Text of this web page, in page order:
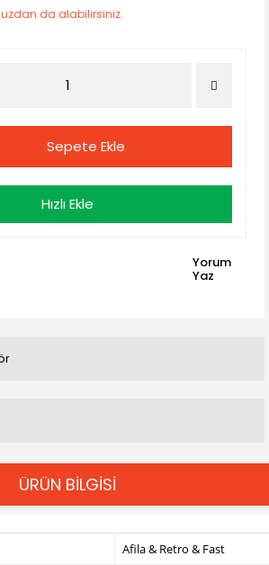
da alabilirsiniz.
Sepete Ekle
Hızlı Ekle
Yorum
Yaz
ÜRÜN BİLGİSİ
Afila & Retro & Fast